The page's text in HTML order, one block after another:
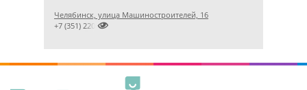
Челябинск, улица Машиностроителей, 16

+7 (351) 2201031